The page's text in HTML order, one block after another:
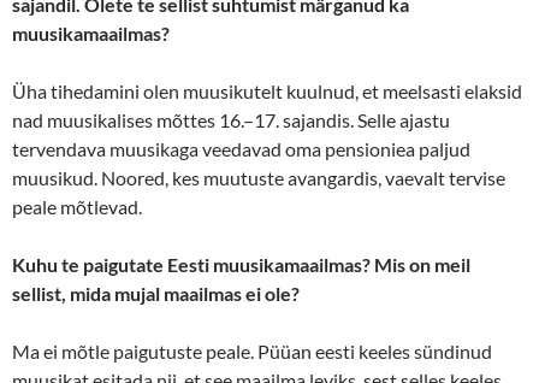
sajandil. Olete te sellist suhtumist märganud ka
muusikamaailmas?
Üha tihedamini olen muusikutelt kuulnud, et meelsasti elaksid
nad muusikalises mõttes 16.–17. sajandis. Selle ajastu
tervendava muusikaga veedavad oma pensioniea paljud
muusikud. Noored, kes muutuste avangardis, vaevalt tervise
peale mõtlevad.
Kuhu te paigutate Eesti muusikamaailmas? Mis on meil
sellist, mida mujal maailmas ei ole?
Ma ei mõtle paigutuste peale. Püüan eesti keeles sündinud